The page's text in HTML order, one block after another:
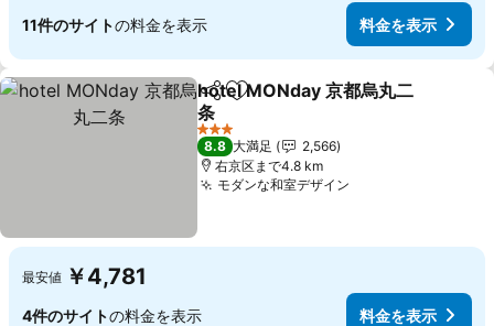
11件のサイトの料金を表示 料金を表示
シェアお気に入りに追加
hotel MONday 京都烏丸二
条
料金を表示
3 ホテルのランク
8.8 大満足
2,566
右京区まで4.8 km
モダンな和室デザイン
最安値 ￥4,781
4件のサイトの料金を表示 料金を表示